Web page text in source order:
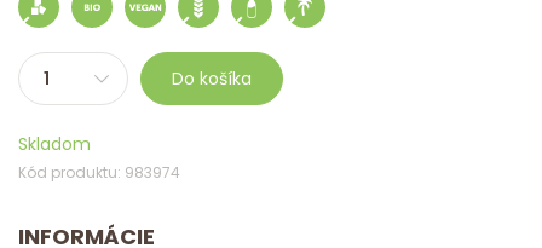
Do košíka
Skladom
Kód produktu: 983974
INFORMÁCIE